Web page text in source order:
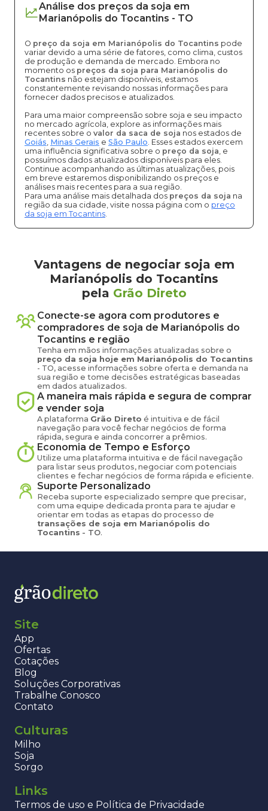
Análise dos preços da soja em
Marianópolis do Tocantins - TO
O preço da soja em Marianópolis do Tocantins pode
variar devido a uma série de fatores, como clima, custos
de produção e demanda de mercado. Embora no
momento os preços da soja para Marianópolis do
Tocantins não estejam disponíveis, estamos
constantemente revisando nossas informações para
fornecer dados precisos e atualizados.
Para uma maior compreensão sobre soja e seu impacto
no mercado agrícola, explore as informações mais
recentes sobre o valor da saca de soja nos estados de
Goiás, Minas Gerais e São Paulo. Esses estados exercem
uma influência significativa sobre o preço da soja, e
possuímos dados atualizados disponíveis para eles.
Continue acompanhando as últimas atualizações, pois
em breve estaremos disponibilizando os preços e
análises mais recentes para a sua região.
Para uma análise mais detalhada dos preços da soja na
região da sua cidade, visite nossa página com o preço
da soja em Tocantins.
Vantagens de negociar soja em
Marianópolis do Tocantins
pela Grão Direto
Conecte-se agora com produtores e
compradores de soja de Marianópolis do
Tocantins e região
Tenha em mãos informações atualizadas sobre o
preço da soja hoje em Marianópolis do Tocantins
- TO, acesse informações sobre oferta e demanda na
sua região e tome decisões estratégicas baseadas
em dados atualizados.
A maneira mais rápida e segura de comprar
e vender soja
A plataforma Grão Direto é intuitiva e de fácil
navegação para você fechar negócios de forma
rápida, segura e ainda concorrer a prêmios.
Economia de Tempo e Esforço
Utilize uma plataforma intuitiva e de fácil navegação
para listar seus produtos, negociar com potenciais
clientes e fechar negócios de forma rápida e eficiente.
Suporte Personalizado
Receba suporte especializado sempre que precisar,
com uma equipe dedicada pronta para te ajudar e
orientar em todas as etapas do processo de
transações de soja em Marianópolis do
Tocantins - TO.
Site
App
Ofertas
Cotações
Blog
Soluções Corporativas
Trabalhe Conosco
Contato
Culturas
Milho
Soja
Sorgo
Links
Termos de uso e Política de Privacidade